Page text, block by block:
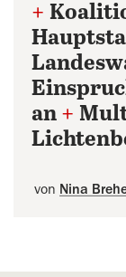
+
an +
von Nina